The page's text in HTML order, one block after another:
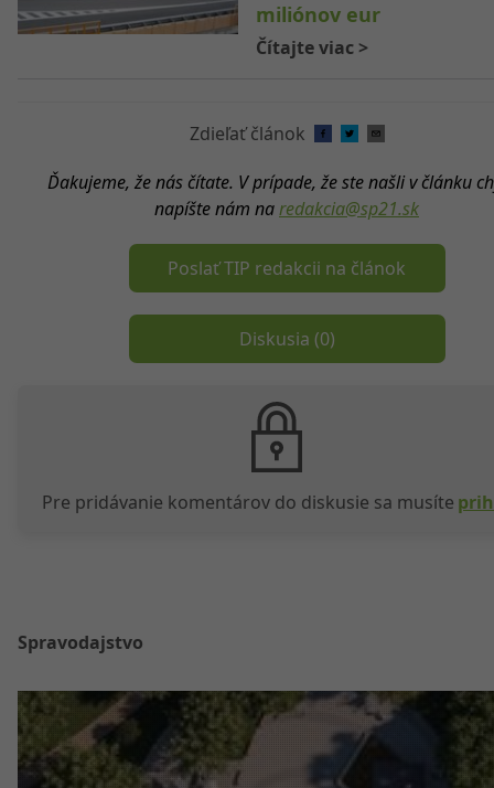
miliónov eur
Čítajte viac >
Zdieľať článok
Ďakujeme, že nás čítate. V prípade, že ste našli v článku
napíšte nám naredakcia@sp21.sk
Poslať TIP redakcii na článok
Diskusia (0)
Pre pridávanie komentárov do diskusie sa musíte
Spravodajstvo